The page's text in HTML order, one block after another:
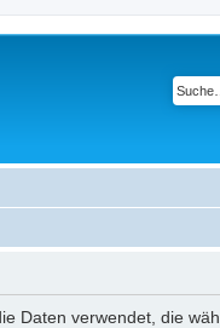
Daten verwendet, die